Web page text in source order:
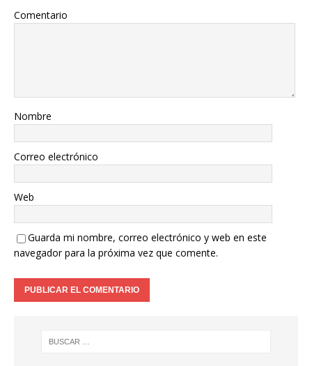
Comentario
Nombre
Correo electrónico
Web
Guarda mi nombre, correo electrónico y web en este
navegador para la próxima vez que comente.